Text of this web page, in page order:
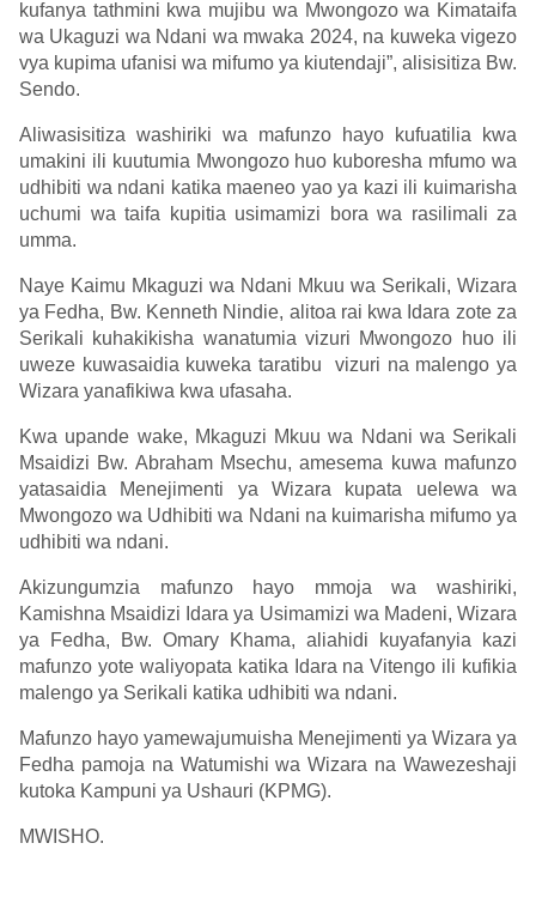
kufanya tathmini kwa mujibu wa Mwongozo wa Kimataifa
wa Ukaguzi wa Ndani wa mwaka 2024, na kuweka vigezo
vya kupima ufanisi wa mifumo ya kiutendaji”, alisisitiza Bw.
Sendo.
Aliwasisitiza washiriki wa mafunzo hayo kufuatilia kwa
umakini ili kuutumia Mwongozo huo kuboresha mfumo wa
udhibiti wa ndani katika maeneo yao ya kazi ili kuimarisha
uchumi wa taifa kupitia usimamizi bora wa rasilimali za
umma.
Naye Kaimu Mkaguzi wa Ndani Mkuu wa Serikali, Wizara
ya Fedha, Bw. Kenneth Nindie, alitoa rai kwa Idara zote za
Serikali kuhakikisha wanatumia vizuri Mwongozo huo ili
uweze kuwasaidia kuweka taratibu vizuri na malengo ya
Wizara yanafikiwa kwa ufasaha.
Kwa upande wake, Mkaguzi Mkuu wa Ndani wa Serikali
Msaidizi Bw. Abraham Msechu, amesema kuwa mafunzo
yatasaidia Menejimenti ya Wizara kupata uelewa wa
Mwongozo wa Udhibiti wa Ndani na kuimarisha mifumo ya
udhibiti wa ndani.
Akizungumzia mafunzo hayo mmoja wa washiriki,
Kamishna Msaidizi Idara ya Usimamizi wa Madeni, Wizara
ya Fedha, Bw. Omary Khama, aliahidi kuyafanyia kazi
mafunzo yote waliyopata katika Idara na Vitengo ili kufikia
malengo ya Serikali katika udhibiti wa ndani.
Mafunzo hayo yamewajumuisha Menejimenti ya Wizara ya
Fedha pamoja na Watumishi wa Wizara na Wawezeshaji
kutoka Kampuni ya Ushauri (KPMG).
MWISHO.